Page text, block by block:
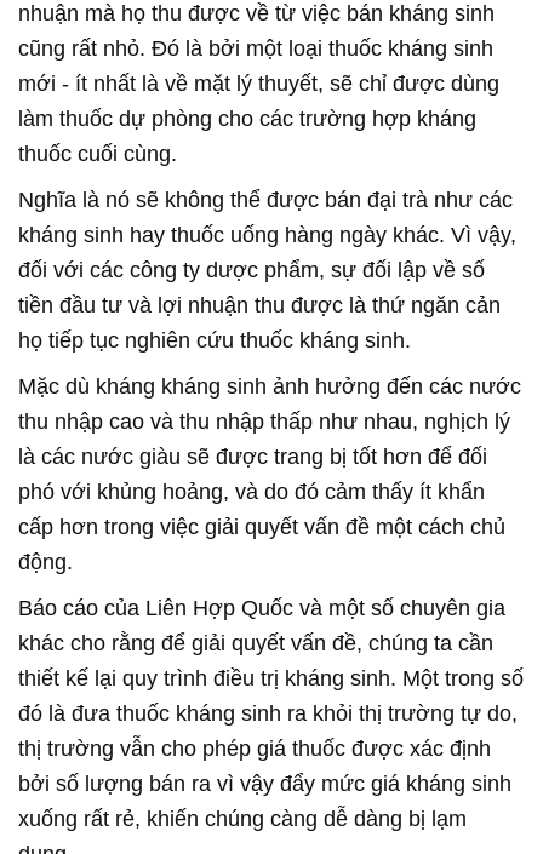
nhuận mà họ thu được về từ việc bán kháng sinh
cũng rất nhỏ. Đó là bởi một loại thuốc kháng sinh
mới - ít nhất là về mặt lý thuyết, sẽ chỉ được dùng
làm thuốc dự phòng cho các trường hợp kháng
thuốc cuối cùng.
Nghĩa là nó sẽ không thể được bán đại trà như các
kháng sinh hay thuốc uống hàng ngày khác. Vì vậy,
đối với các công ty dược phẩm, sự đối lập về số
tiền đầu tư và lợi nhuận thu được là thứ ngăn cản
họ tiếp tục nghiên cứu thuốc kháng sinh.
Mặc dù kháng kháng sinh ảnh hưởng đến các nước
thu nhập cao và thu nhập thấp như nhau, nghịch lý
là các nước giàu sẽ được trang bị tốt hơn để đối
phó với khủng hoảng, và do đó cảm thấy ít khẩn
cấp hơn trong việc giải quyết vấn đề một cách chủ
động.
Báo cáo của Liên Hợp Quốc và một số chuyên gia
khác cho rằng để giải quyết vấn đề, chúng ta cần
thiết kế lại quy trình điều trị kháng sinh. Một trong số
đó là đưa thuốc kháng sinh ra khỏi thị trường tự do,
thị trường vẫn cho phép giá thuốc được xác định
bởi số lượng bán ra vì vậy đẩy mức giá kháng sinh
xuống rất rẻ, khiến chúng càng dễ dàng bị lạm